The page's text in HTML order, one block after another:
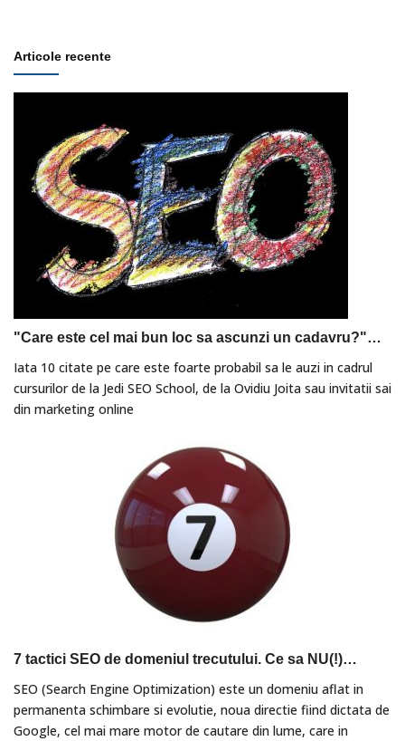
Articole recente
"Care este cel mai bun loc sa ascunzi un cadavru?"…
Iata 10 citate pe care este foarte probabil sa le auzi in cadrul
cursurilor de la Jedi SEO School, de la Ovidiu Joita sau invitatii sai
din marketing online
7 tactici SEO de domeniul trecutului. Ce sa NU(!)…
SEO (Search Engine Optimization) este un domeniu aflat in
permanenta schimbare si evolutie, noua directie fiind dictata de
Google, cel mai mare motor de cautare din lume, care in